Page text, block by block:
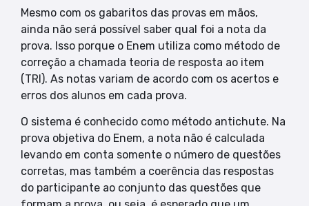
Mesmo com os gabaritos das provas em mãos,
ainda não será possível saber qual foi a nota da
prova. Isso porque o Enem utiliza como método de
correção a chamada teoria de resposta ao item
(TRI). As notas variam de acordo com os acertos e
erros dos alunos em cada prova.
O sistema é conhecido como método antichute. Na
prova objetiva do Enem, a nota não é calculada
levando em conta somente o número de questões
corretas, mas também a coerência das respostas
do participante ao conjunto das questões que